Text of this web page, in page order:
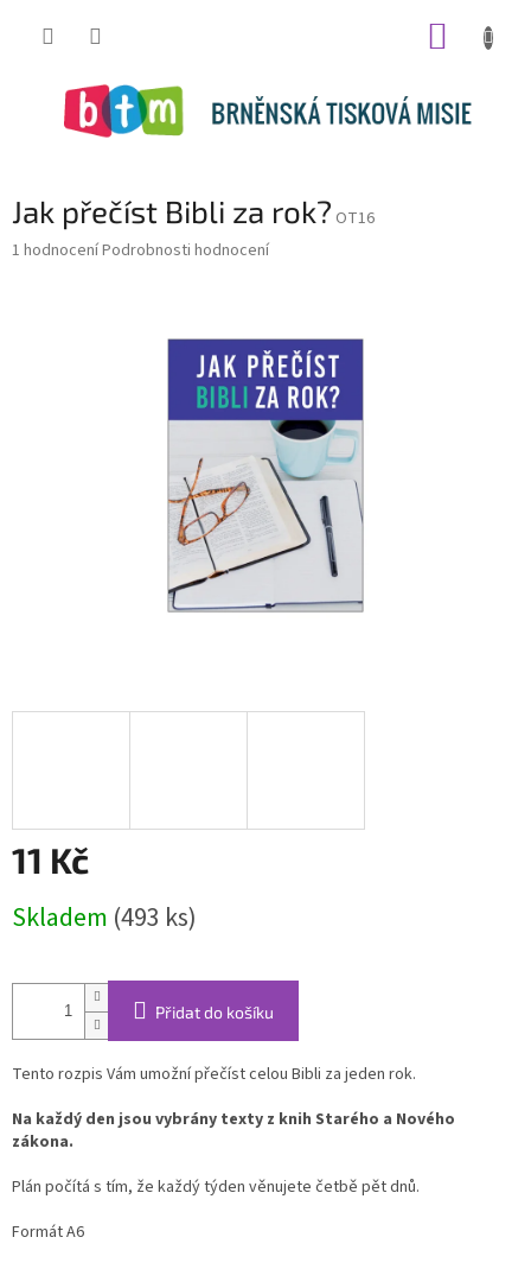
Jak přečíst Bibli za rok? OT16
Průměrné
1 hodnoceníPodrobnosti hodnocení
11 Kč
cena:
Skladem (493 ks)
Přidat do košíku
Tento rozpis Vám umožní přečíst celou Bibli za jeden rok.
Na každý den jsou vybrány texty z knih Starého a Nového
zákona.
Plán počítá s tím, že každý týden věnujete četbě pět dnů.
Formát A6